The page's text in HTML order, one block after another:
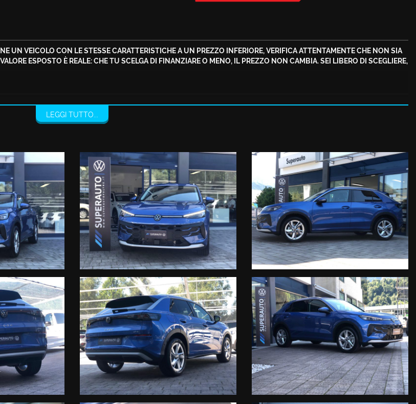
UN VEICOLO CON LE STESSE CARATTERISTICHE A UN PREZZO INFERIORE, VERIFICA ATTENTAMENTE CHE NON SIA
ESPOSTO È REALE: CHE TU SCELGA DI FINANZIARE O MENO, IL PREZZO NON CAMBIA. SEI LIBERO DI SCEGLIERE,
inclusa
50 FOTO DEL VEICOLO.
O USATO SELEZIONATO
LEGGI TUTTO...